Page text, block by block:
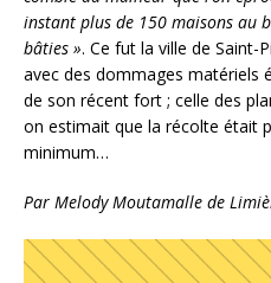
instant plus de 150 maisons au
bâties ». Ce fut la ville de Saint-
avec des dommages matériels
de son récent fort ; celle des
on estimait que la récolte était
minimum…
Par Melody Moutamalle de